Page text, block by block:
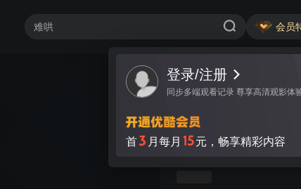
会员
登录/注册
同步多端观看记录 尊享高清观影体
首3 月每月 15元，畅享精彩内容